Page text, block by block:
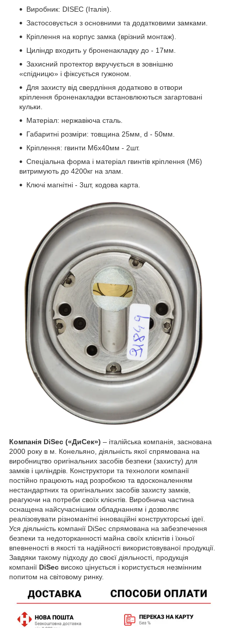
Виробник: DISEC (Італія).
Застосовується з основними та додатковими замками.
Кріплення на корпус замка (врізний монтаж).
Циліндр входить у броненакладку до - 17мм.
Захисний протектор вкручується в зовнішню
«спідницю» і фіксується гужоном.
Для захисту від свердління додатково в отвори
кріплення броненакладки встановлюються загартовані
кульки.
Матеріал: нержавіюча сталь.
Габаритні розміри: товщина 25мм, d - 50мм.
Кріплення: гвинти М6х40мм - 2шт.
Спеціальна форма і матеріал гвинтів кріплення (М6)
витримують до 4200кг на злам.
Ключі магнітні - 3шт, кодова карта.
Компанія DiSec («ДиСек») – італійська компанія, заснована
2000 року в м. Конельяно, діяльність якої спрямована на
виробництво оригінальних засобів безпеки (захисту) для
замків і циліндрів. Конструктори та технологи компанії
постійно працюють над розробкою та вдосконаленням
нестандартних та оригінальних засобів захисту замків,
реагуючи на потреби своїх клієнтів. Виробнича частина
оснащена найсучаснішим обладнанням і дозволяє
реалізовувати різноманітні інноваційні конструкторські ідеї.
Уся діяльність компанії DiSec спрямована на забезпечення
безпеки та недоторканності майна своїх клієнтів і їхньої
впевненості в якості та надійності використовуваної продукції.
Завдяки такому підходу до своєї діяльності, продукція
компанії DiSec високо цінується і користується незмінним
попитом на світовому ринку.